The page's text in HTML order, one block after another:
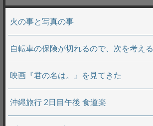
火の事と写真の事
自転車の保険が切れるので、次を考える
映画『君の名は。』を見てきた
沖縄旅行 2日目午後 食道楽